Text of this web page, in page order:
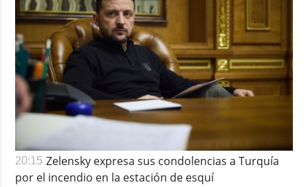
20:15 Zelensky expresa sus condolencias a Turquía
por el incendio en la estación de esquí